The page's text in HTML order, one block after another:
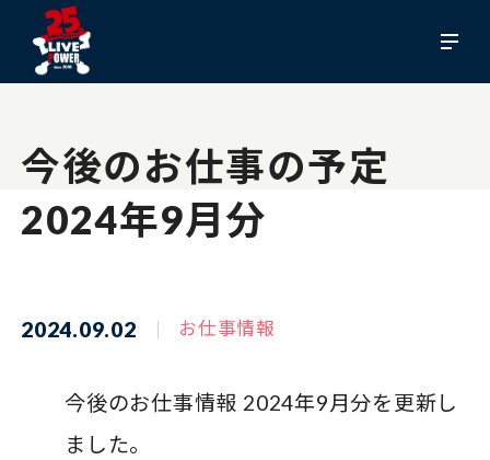
今後のお仕事の予定
2024年9月分
2024.09.02 お仕事情報
今後のお仕事情報 2024年9月分を更新し
ました。